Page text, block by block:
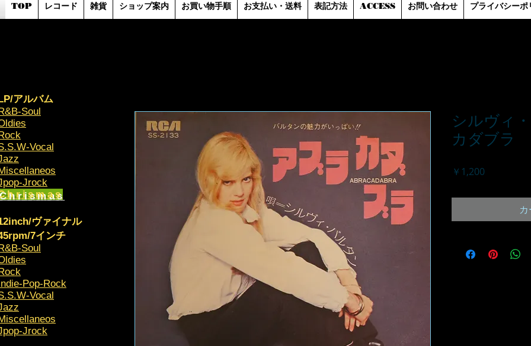
TOP レコード 雑貨 ショップ案内 お買い物手順 お支払い・送料 表記方法 ACCESS お問い合わせ プライバシーポ
シルヴィ
カダブラ
￥1,200価
アルバム
Soul
Vocal
Jrock
ヴァイナル
7インチ
Soul
Pop-Rock
Vocal
Jrock